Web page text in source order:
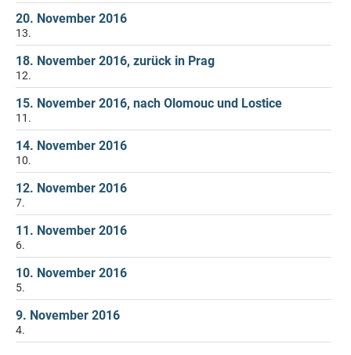
20. November 2016
13.
18. November 2016, zurück in Prag
12.
15. November 2016, nach Olomouc und Lostice
11.
14. November 2016
10.
12. November 2016
7.
11. November 2016
6.
10. November 2016
5.
9. November 2016
4.